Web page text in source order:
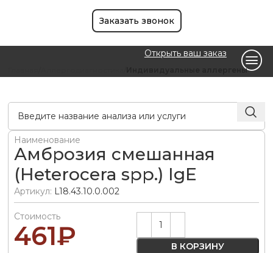
Заказать звонок
Открыть ваш заказ
Индивидуальные аллергены
Наименование
Амброзия смешанная
(Heterocera spp.) IgE
Артикул: L18.43.10.0.002
Стоимость
461₽ В КОРЗИНУ
Alternative: